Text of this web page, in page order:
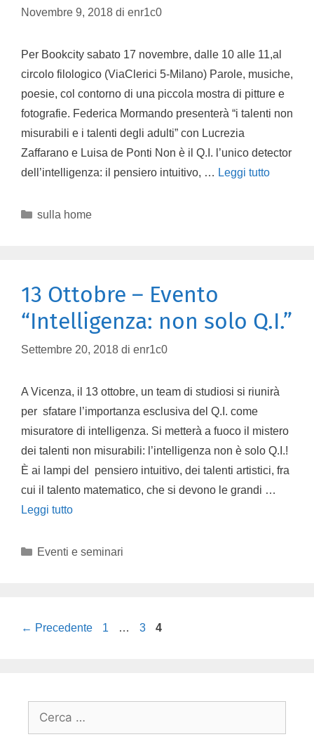
Novembre 9, 2018 di enr1c0
Per Bookcity sabato 17 novembre, dalle 10 alle 11,al
circolo filologico (ViaClerici 5-Milano) Parole, musiche,
poesie, col contorno di una piccola mostra di pitture e
fotografie. Federica Mormando presenterà “i talenti non
misurabili e i talenti degli adulti” con Lucrezia
Zaffarano e Luisa de Ponti Non è il Q.I. l’unico detector
dell’intelligenza: il pensiero intuitivo, … Leggi tutto
sulla home
13 Ottobre – Evento
“Intelligenza: non solo Q.I.”
Settembre 20, 2018 di enr1c0
A Vicenza, il 13 ottobre, un team di studiosi si riunirà
per sfatare l’importanza esclusiva del Q.I. come
misuratore di intelligenza. Si metterà a fuoco il mistero
dei talenti non misurabili: l’intelligenza non è solo Q.I.!
È ai lampi del pensiero intuitivo, dei talenti artistici, fra
cui il talento matematico, che si devono le grandi …
Leggi tutto
Eventi e seminari
← Precedente 1 … 3 4